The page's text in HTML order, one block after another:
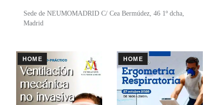
Sede de NEUMOMADRID C/ Cea Bermúdez, 46 1º dcha,
Madrid
HOME HOME